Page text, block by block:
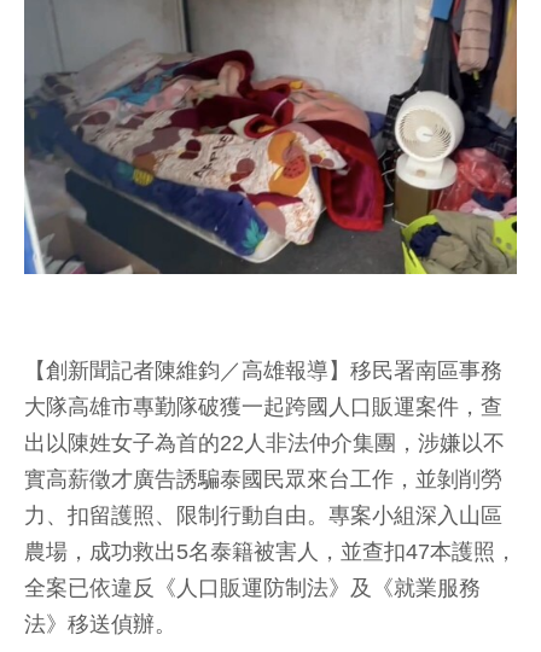
【創新聞記者陳維鈞／高雄報導】移民署南區事務
大隊高雄市專勤隊破獲一起跨國人口販運案件，查
出以陳姓女子為首的22人非法仲介集團，涉嫌以不
實高薪徵才廣告誘騙泰國民眾來台工作，並剝削勞
力、扣留護照、限制行動自由。專案小組深入山區
農場，成功救出5名泰籍被害人，並查扣47本護照，
全案已依違反《人口販運防制法》及《就業服務
法》移送偵辦。